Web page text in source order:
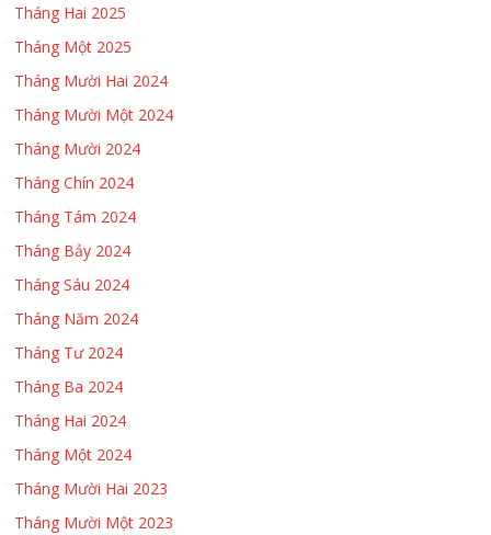
Tháng Hai 2025
Tháng Một 2025
Tháng Mười Hai 2024
Tháng Mười Một 2024
Tháng Mười 2024
Tháng Chín 2024
Tháng Tám 2024
Tháng Bảy 2024
Tháng Sáu 2024
Tháng Năm 2024
Tháng Tư 2024
Tháng Ba 2024
Tháng Hai 2024
Tháng Một 2024
Tháng Mười Hai 2023
Tháng Mười Một 2023